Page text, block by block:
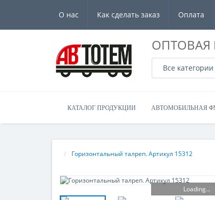
О нас Как сделать заказ Оплата
ОПТОВАЯ
Все категории
КАТАЛОГ ПРОДУКЦИИ АВТОМОБИЛЬНАЯ
Горизонтальный талреп. Артикул 15312
Loading...